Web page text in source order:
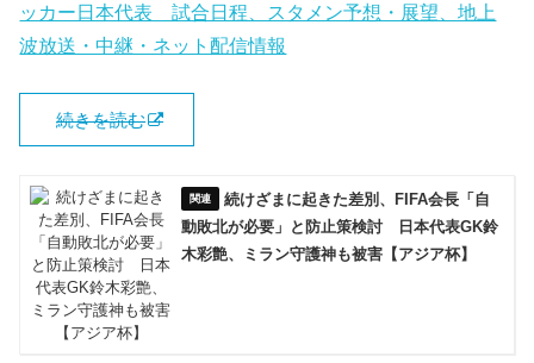
ッカー日本代表 試合日程、スタメン予想・展望、地上
波放送・中継・ネット配信情報
続きを読む
続けざまに起きた差別、FIFA会長「自
動敗北が必要」と防止策検討 日本代表GK鈴
木彩艶、ミラン守護神も被害【アジア杯】